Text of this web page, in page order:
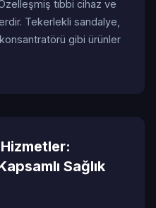
tıbbi cihaz ve
Tekerlekli sandalye,
gibi ürünler
Sağlık